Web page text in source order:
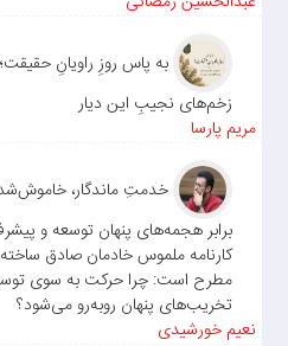
به پاس روزِ راویانِ
زخم‌های نجیبِ این دیار
مریم پارسا
خدمتِ ماندگار،
برابر هجمه‌های پنهان توسعه و
کارنامه ملموس خادمان صادق
مطرح است: چرا حرکت به سوی
تخریب‌های پنهان روبه‌رو می‌شود؟
نعیم خورشیدی